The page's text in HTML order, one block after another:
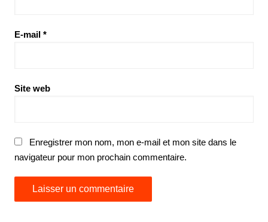
E-mail *
Site web
Enregistrer mon nom, mon e-mail et mon site dans le
navigateur pour mon prochain commentaire.